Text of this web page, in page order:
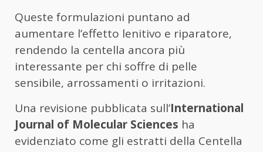
Queste formulazioni puntano ad
aumentare l’effetto lenitivo e riparatore,
rendendo la centella ancora più
interessante per chi soffre di pelle
sensibile, arrossamenti o irritazioni.
Una revisione pubblicata sull’International
Journal of Molecular Sciences ha
evidenziato come gli estratti della Centella